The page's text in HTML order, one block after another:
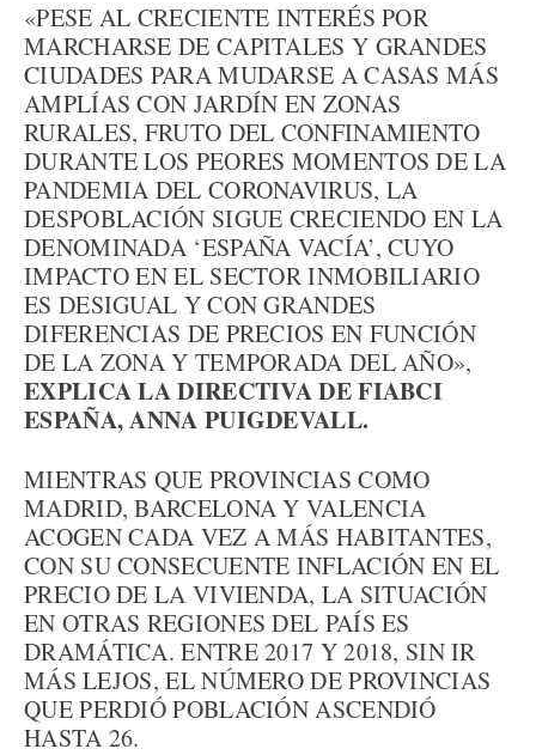
«PESE AL CRECIENTE INTERÉS POR
MARCHARSE DE CAPITALES Y GRANDES
CIUDADES PARA MUDARSE A CASAS MÁS
AMPLÍAS CON JARDÍN EN ZONAS
RURALES, FRUTO DEL CONFINAMIENTO
DURANTE LOS PEORES MOMENTOS DE LA
PANDEMIA DEL CORONAVIRUS, LA
DESPOBLACIÓN SIGUE CRECIENDO EN LA
DENOMINADA ‘ESPAÑA VACÍA’, CUYO
IMPACTO EN EL SECTOR INMOBILIARIO
ES DESIGUAL Y CON GRANDES
DIFERENCIAS DE PRECIOS EN FUNCIÓN
DE LA ZONA Y TEMPORADA DEL AÑO»,
EXPLICA LA DIRECTIVA DE FIABCI
ESPAÑA, ANNA PUIGDEVALL.
MIENTRAS QUE PROVINCIAS COMO
MADRID, BARCELONA Y VALENCIA
ACOGEN CADA VEZ A MÁS HABITANTES,
CON SU CONSECUENTE INFLACIÓN EN EL
PRECIO DE LA VIVIENDA, LA SITUACIÓN
EN OTRAS REGIONES DEL PAÍS ES
DRAMÁTICA. ENTRE 2017 Y 2018, SIN IR
MÁS LEJOS, EL NÚMERO DE PROVINCIAS
QUE PERDIÓ POBLACIÓN ASCENDIÓ
HASTA 26.